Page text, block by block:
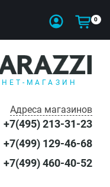
0
МАГАЗИН
Адреса магазинов
+7(495) 213-31-23
+7(499) 129-46-68
+7(499) 460-40-52